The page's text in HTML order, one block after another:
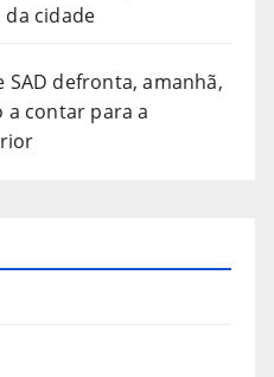
cidade
SAD defronta, amanhã,
a contar para a